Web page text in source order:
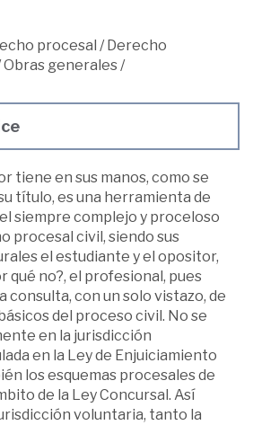
procesal / Derecho
Obras generales/
tiene en sus manos, como se
título, es una herramienta de
siempre complejo y proceloso
procesal civil, siendo sus
el estudiante y el opositor,
qué no?, el profesional, pues
consulta, con un solo vistazo, de
del proceso civil. No se
en la jurisdicción
en la Ley de Enjuiciamiento
los esquemas procesales de
de la Ley Concursal. Así
voluntaria, tanto la